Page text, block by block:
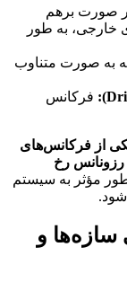
صورت برهم
خارجی، به طور
به صورت متناوب
فرکانس
از فرکانس‌های
رزونانس رخ
مؤثر به سیستم
سازه‌ها و